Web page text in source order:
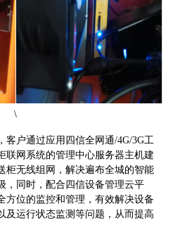
\
户通过应用四信全网通/4G/3G工
联网系统的管理中心服务器主机建
柜无线组网，解决遍布全城的智能
，同时，配合四信设备管理云平
方位的监控和管理，有效解决设备
及运行状态监测等问题，从而提高